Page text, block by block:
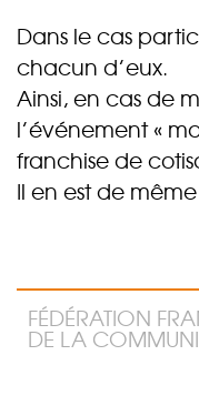
Dans le cas
chacun d’eux.
Ainsi, en cas de
l’événement «
franchise de
Il en est de
FÉDÉRATION
DE LA